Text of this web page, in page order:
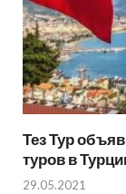
Тез Тур
туров в
29.05.2021